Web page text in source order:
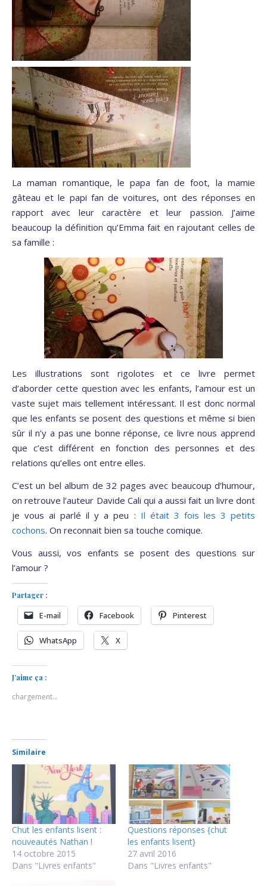
La maman romantique, le papa fan de foot, la mamie
gâteau et le papi fan de voitures, ont des réponses en
rapport avec leur caractère et leur passion. J’aime
beaucoup la définition qu’Emma fait en rajoutant celles de
sa famille :
Les illustrations sont rigolotes et ce livre permet
d’aborder cette question avec les enfants, l’amour est un
vaste sujet mais tellement intéressant. Il est donc normal
que les enfants se posent des questions et même si bien
sûr il n’y a pas une bonne réponse, ce livre nous apprend
que c’est différent en fonction des personnes et des
relations qu’elles ont entre elles.
C’est un bel album de 32 pages avec beaucoup d’humour,
on retrouve l’auteur Davide Cali qui a aussi fait un livre dont
je vous ai parlé il y a peu : Il était 3 fois les 3 petits
cochons. On reconnait bien sa touche comique.
Vous aussi, vos enfants se posent des questions sur
l’amour ?
Partager :
E-mail Facebook Pinterest
WhatsApp X
J’aime ça :
chargement…
Similaire
Chut les enfants lisent :
nouveautés Nathan !
14 octobre 2015
Dans "Livres enfants"
Questions réponses {chut
les enfants lisent}
27 avril 2016
Dans "Livres enfants"